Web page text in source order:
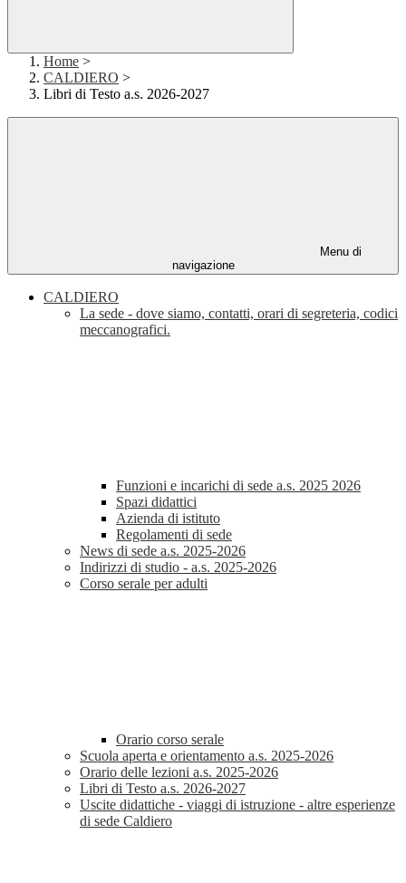
Home >
CALDIERO >
Libri di Testo a.s. 2026-2027
Menu di
navigazione
CALDIERO
La sede - dove siamo, contatti, orari di segreteria, codici
meccanografici.
Funzioni e incarichi di sede a.s. 2025 2026
Spazi didattici
Azienda di istituto
Regolamenti di sede
News di sede a.s. 2025-2026
Indirizzi di studio - a.s. 2025-2026
Corso serale per adulti
Orario corso serale
Scuola aperta e orientamento a.s. 2025-2026
Orario delle lezioni a.s. 2025-2026
Libri di Testo a.s. 2026-2027
Uscite didattiche - viaggi di istruzione - altre esperienze
di sede Caldiero